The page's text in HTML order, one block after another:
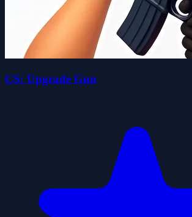
CS: Upgrade Gun